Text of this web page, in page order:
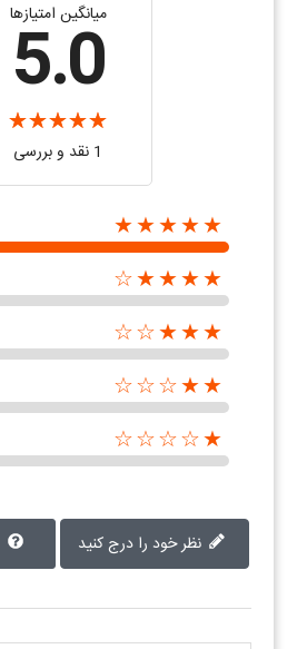
میانگین امتیازها
5.0
1 نقد و بررسی
★★★★★
★★★★☆
★★★☆☆
★★☆☆☆
★☆☆☆☆